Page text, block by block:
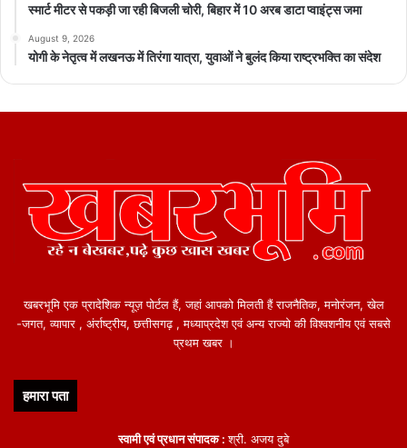
स्मार्ट मीटर से पकड़ी जा रही बिजली चोरी, बिहार में 10 अरब डाटा प्वाइंट्स जमा
August 9, 2026
योगी के नेतृत्व में लखनऊ में तिरंगा यात्रा, युवाओं ने बुलंद किया राष्ट्रभक्ति का संदेश
खबरभूमि एक प्रादेशिक न्यूज़ पोर्टल हैं, जहां आपको मिलती हैं राजनैतिक, मनोरंजन, खेल
-जगत, व्यापार , अंर्राष्ट्रीय, छत्तीसगढ़ , मध्याप्रदेश एवं अन्य राज्यो की विश्वशनीय एवं सबसे
प्रथम खबर ।
हमारा पता
स्वामी एवं प्रधान संपादक :श्री. अजय दुबे